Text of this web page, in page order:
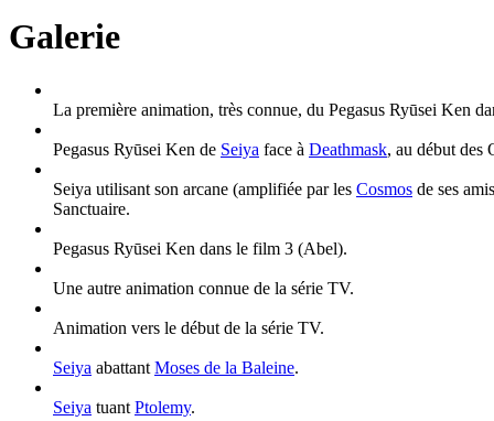
Galerie
La première animation, très connue, du Pegasus Ryūsei Ken
Pegasus Ryūsei Ken de Seiya face à Deathmask, au début des
Seiya utilisant son arcane (amplifiée par les Cosmos de ses
Sanctuaire.
Pegasus Ryūsei Ken dans le film 3 (Abel).
Une autre animation connue de la série TV.
Animation vers le début de la série TV.
Seiya abattant Moses de la Baleine.
Seiya tuant Ptolemy.